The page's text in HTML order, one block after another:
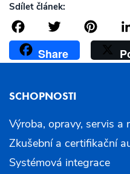
Sdílet článek:
FacebookTwitter
Share
SCHOPNOSTI
Výroba, opravy, servis a
Zkušební a certifikační
Systémová integrace